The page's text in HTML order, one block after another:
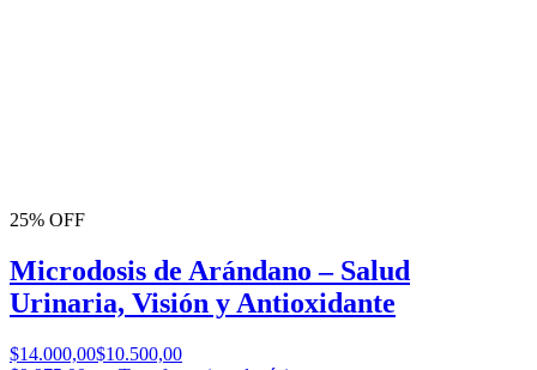
25% OFF
Microdosis de Arándano – Salud
Urinaria, Visión y Antioxidante
$14.000,00$10.500,00